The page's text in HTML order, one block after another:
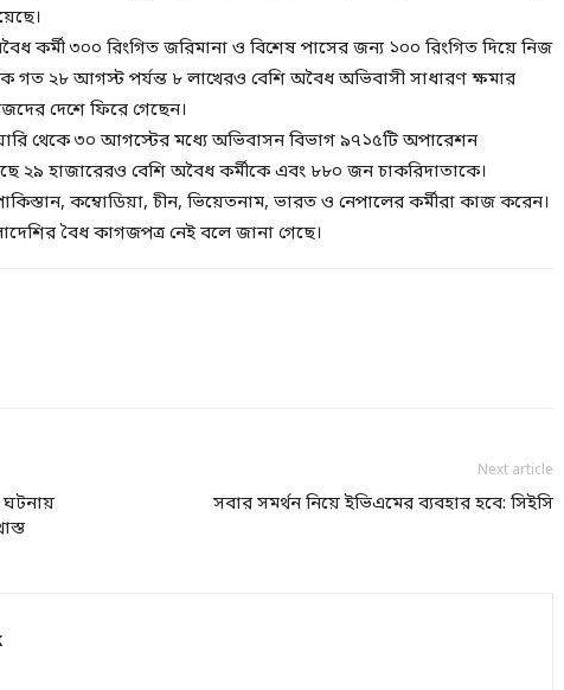
কর্মী ৩০০ রিংগিত জরিমানা ও বিশেষ পাসের জন্য ১০০ রিংগিত দিয়ে নিজ
গত ২৮ আগস্ট পর্যন্ত ৮ লাখেরও বেশি অবৈধ অভিবাসী সাধারণ ক্ষমার
দেশে ফিরে গেছেন।
থেকে ৩০ আগস্টের মধ্যে অভিবাসন বিভাগ ৯৭১৫টি অপারেশন
২৯ হাজারেরও বেশি অবৈধ কর্মীকে এবং ৮৮০ জন চাকরিদাতাকে।
কম্বোডিয়া, চীন, ভিয়েতনাম, ভারত ও নেপালের কর্মীরা কাজ করেন।
বৈধ কাগজপত্র নেই বলে জানা গেছে।
ঘটনায়
Next article
সবার সমর্থন নিয়ে ইভিএমের ব্যবহার হবে: সিইসি